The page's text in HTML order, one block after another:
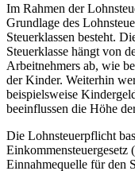
Im Rahmen der
Grundlage des
Steuerklassen besteht.
Steuerklasse hängt von
Arbeitnehmers ab, wie
der Kinder. Weiterhin
beispielsweise
beeinflussen die Höhe
Die Lohnsteuerpflicht
Einnahmequelle für den